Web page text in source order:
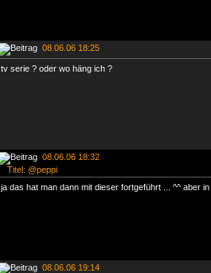
08.06.06 18:25
tv serie ? oder wo häng ich ?
08.06.06 18:32
Titel: @peppi
ja das hat man dann mit dieser fortgeführt ... ^^ aber
08.06.06 19:14